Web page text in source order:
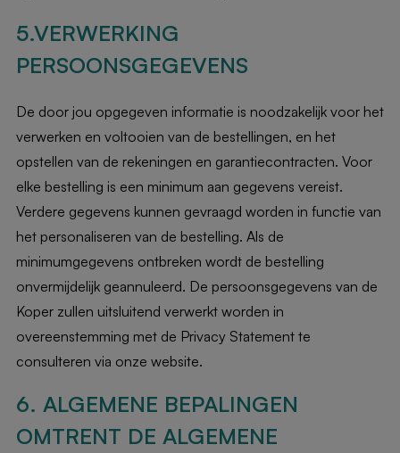
5.VERWERKING
PERSOONSGEGEVENS
De door jou opgegeven informatie is noodzakelijk voor het
verwerken en voltooien van de bestellingen, en het
opstellen van de rekeningen en garantiecontracten. Voor
elke bestelling is een minimum aan gegevens vereist.
Verdere gegevens kunnen gevraagd worden in functie van
het personaliseren van de bestelling. Als de
minimumgegevens ontbreken wordt de bestelling
onvermijdelijk geannuleerd. De persoonsgegevens van de
Koper zullen uitsluitend verwerkt worden in
overeenstemming met de Privacy Statement te
consulteren via onze website.
6. ALGEMENE BEPALINGEN
OMTRENT DE ALGEMENE